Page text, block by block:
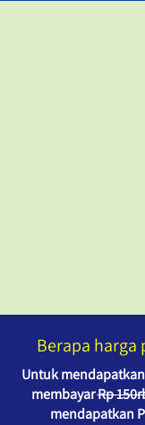
Berapa harga
Untuk
membayar Rp
mendapatkan